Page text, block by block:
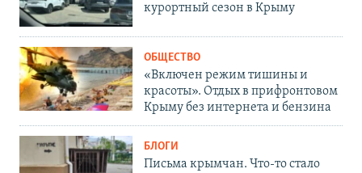
курортный сезон в Крыму
ОБЩЕСТВО
«Включен режим тишины и
красоты». Отдых в прифронтовом
Крыму без интернета и бензина
БЛОГИ
Письма крымчан. Что-то стало